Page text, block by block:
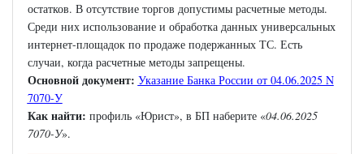
остатков. В отсутствие торгов допустимы расчетные методы.
Среди них использование и обработка данных универсальных
интернет-площадок по продаже подержанных ТС. Есть
случаи, когда расчетные методы запрещены.
Основной документ: Указание Банка России от 04.06.2025 N
7070-У
Как найти: профиль «Юрист», в БП наберите «04.06.2025
7070-У».